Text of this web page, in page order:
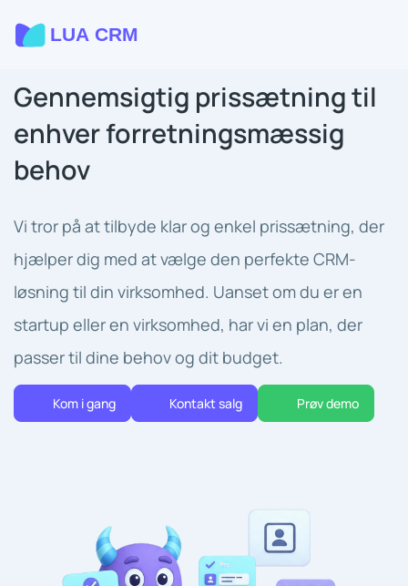
Gennemsigtig prissætning til
enhver forretningsmæssig
behov
Vi tror på at tilbyde klar og enkel prissætning, der
hjælper dig med at vælge den perfekte CRM-
løsning til din virksomhed. Uanset om du er en
startup eller en virksomhed, har vi en plan, der
passer til dine behov og dit budget.
Kom i gang Kontakt salg Prøv demo